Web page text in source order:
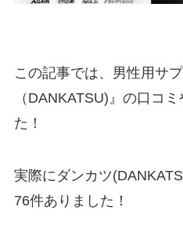
この記事では、男性用サ
（DANKATSU)』の口コ
た！
実際にダンカツ
76件ありました！